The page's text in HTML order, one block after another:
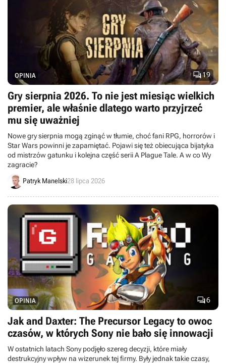
19
OPINIA
Gry sierpnia 2026. To nie jest miesiąc wielkich
premier, ale właśnie dlatego warto przyjrzeć
mu się uważniej
Nowe gry sierpnia mogą zginąć w tłumie, choć fani RPG, horrorów i
Star Wars powinni je zapamiętać. Pojawi się też obiecująca bijatyka
od mistrzów gatunku i kolejna część serii A Plague Tale. A w co Wy
zagracie?
Patryk Manelski28 lipca 2026
6
OPINIA
Jak and Daxter: The Precursor Legacy to owoc
czasów, w których Sony nie bało się innowacji
W ostatnich latach Sony podjęło szereg decyzji, które miały
destrukcyjny wpływ na wizerunek tej firmy. Były jednak takie czasy,